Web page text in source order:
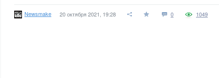
Newsmake 20 октября 2021, 19:28 0 1049